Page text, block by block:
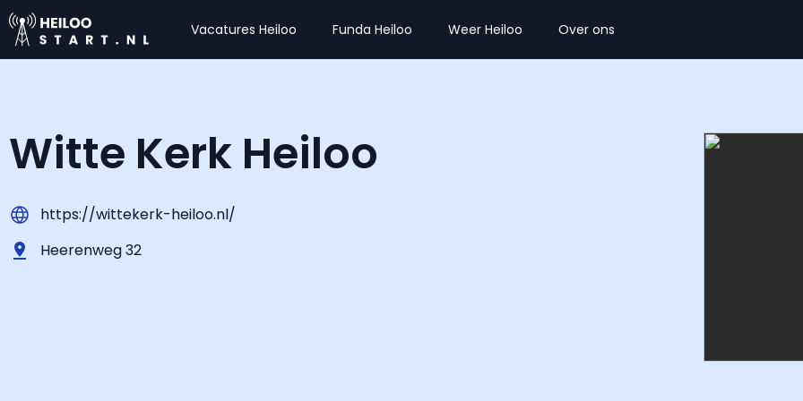
Vacatures Heiloo Funda Heiloo Weer Heiloo Over ons
Witte Kerk Heiloo
https://wittekerk-heiloo.nl/
Heerenweg 32